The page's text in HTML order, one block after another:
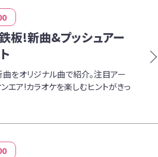
板!新曲&プッシュアー
をオリジナル曲で紹介。注目アー
エア!カラオケを楽しむヒントがきっ